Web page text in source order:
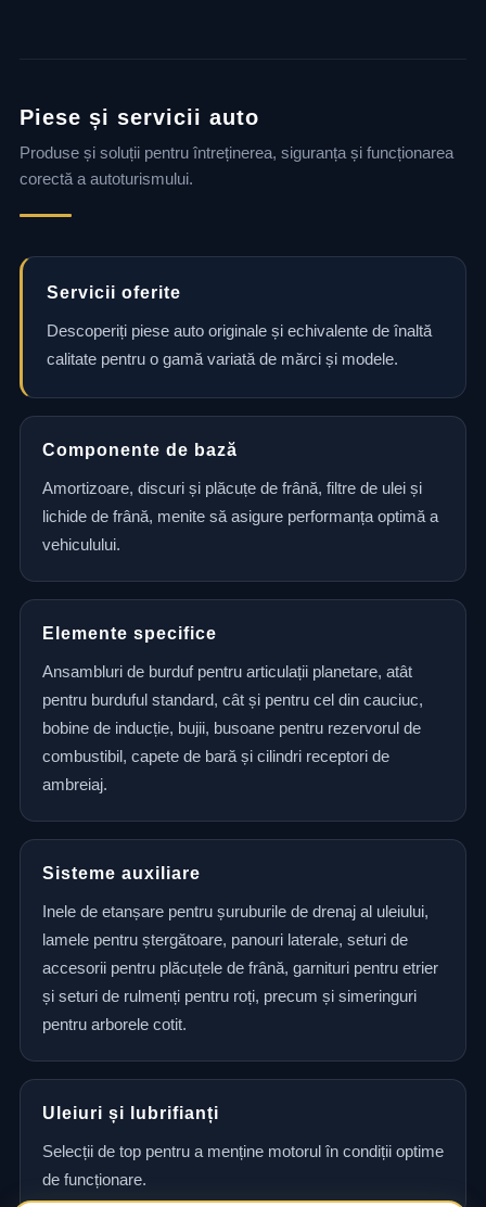
Piese și servicii auto
Produse și soluții pentru întreținerea, siguranța și funcționarea
corectă a autoturismului.
Servicii oferite
Descoperiți piese auto originale și echivalente de înaltă
calitate pentru o gamă variată de mărci și modele.
Componente de bază
Amortizoare, discuri și plăcuțe de frână, filtre de ulei și
lichide de frână, menite să asigure performanța optimă a
vehiculului.
Elemente specifice
Ansambluri de burduf pentru articulații planetare, atât
pentru burduful standard, cât și pentru cel din cauciuc,
bobine de inducție, bujii, busoane pentru rezervorul de
combustibil, capete de bară și cilindri receptori de
ambreiaj.
Sisteme auxiliare
Inele de etanșare pentru șuruburile de drenaj al uleiului,
lamele pentru ștergătoare, panouri laterale, seturi de
accesorii pentru plăcuțele de frână, garnituri pentru etrier
și seturi de rulmenți pentru roți, precum și simeringuri
pentru arborele cotit.
Uleiuri și lubrifianți
Selecții de top pentru a menține motorul în condiții optime
de funcționare.